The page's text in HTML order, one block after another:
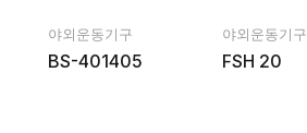
야외운동기구
BS-401405
야외운동기구
FSH 20